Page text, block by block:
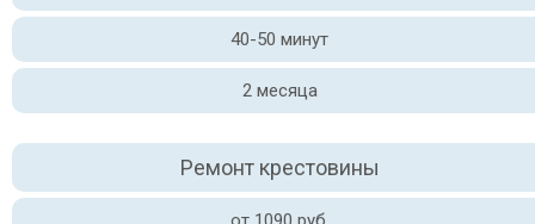
40-50 минут
2 месяца
Ремонт крестовины